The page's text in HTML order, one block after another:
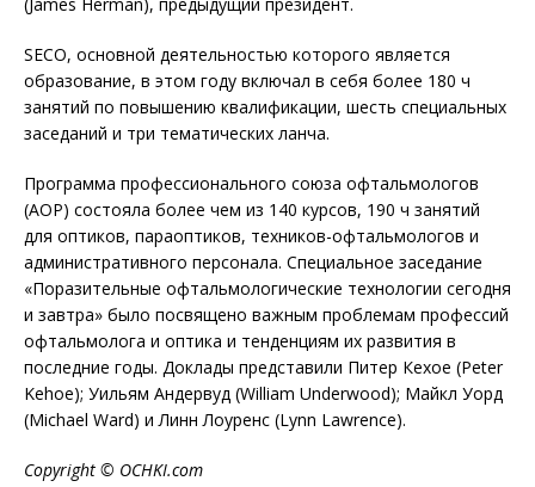
SECO, основной деятельностью которого является
образование, в этом году включал в себя более 180 ч
занятий по повышению квалификации, шесть специальных
заседаний и три тематических ланча.
Программа профессионального союза офтальмологов
(AOP) состояла более чем из 140 курсов, 190 ч занятий
для оптиков, параоптиков, техников-офтальмологов и
административного персонала. Специальное заседание
«Поразительные офтальмологические технологии сегодня
и завтра» было посвящено важным проблемам профессий
офтальмолога и оптика и тенденциям их развития в
последние годы. Доклады представили Питер Кехое (Peter
Kehoe); Уильям Андервуд (William Underwood); Майкл Уорд
(Michael Ward) и Линн Лоуренс (Lynn Lawrence).
Copyright © OCHKI.com